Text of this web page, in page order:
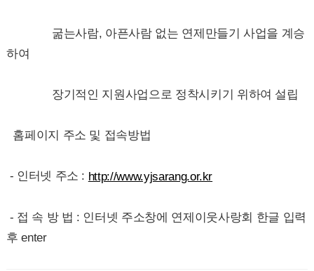
굶는사람, 아픈사람 없는 연제만들기 사업을 계승
하여
장기적인 지원사업으로 정착시키기 위하여 설립
홈페이지 주소 및 접속방법
- 인터넷 주소 : http://www.yjsarang.or.kr
- 접 속 방 법 : 인터넷 주소창에 연제이웃사랑회 한글 입력
후 enter